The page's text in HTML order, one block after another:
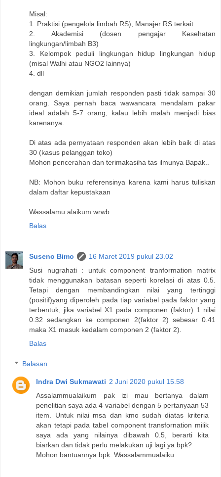
Misal:
1. Praktisi (pengelola limbah RS), Manajer RS terkait
2. Akademisi (dosen pengajar Kesehatan
lingkungan/limbah B3)
3. Kelompok peduli lingkungan hidup lingkungan hidup
(misal Walhi atau NGO2 lainnya)
4. dll
dengan demikian jumlah responden pasti tidak sampai 30
orang. Saya pernah baca wawancara mendalam pakar
ideal adalah 5-7 orang, kalau lebih malah menjadi bias
karenanya.
Di atas ada pernyataan responden akan lebih baik di atas
30 (kasus pelanggan toko)
Mohon pencerahan dan terimakasiha tas ilmunya Bapak..
NB: Mohon buku referensinya karena kami harus tuliskan
dalam daftar kepustakaan
Wassalamu alaikum wrwb
Balas
Suseno Bimo
16 Maret 2019 pukul 23.02
Susi nugrahati : untuk component tranformation matrix
tidak menggunakan batasan seperti korelasi di atas 0.5.
Tetapi dengan membandingkan nilai yang tertinggi
(positif)yang diperoleh pada tiap variabel pada faktor yang
terbentuk, jika variabel X1 pada componen (faktor) 1 nilai
0.32 sedangkan ke componen 2(faktor 2) sebesar 0.41
maka X1 masuk kedalam componen 2 (faktor 2).
Balas
Balasan
Indra Dwi Sukmawati 2 Juni 2020 pukul 15.58
Assalammualaikum pak izi mau bertanya dalam
penelitian saya ada 4 variabel dengan 5 pertanyaan 53
item. Untuk nilai msa dan kmo sudah diatas kriteria
akan tetapi pada tabel component transfornation milik
saya ada yang nilainya dibawah 0.5, berarti kita
biarkan dan tidak perlu melakukan uji lagi ya bpk?
Mohon bantuannya bpk. Wassalammualaiku